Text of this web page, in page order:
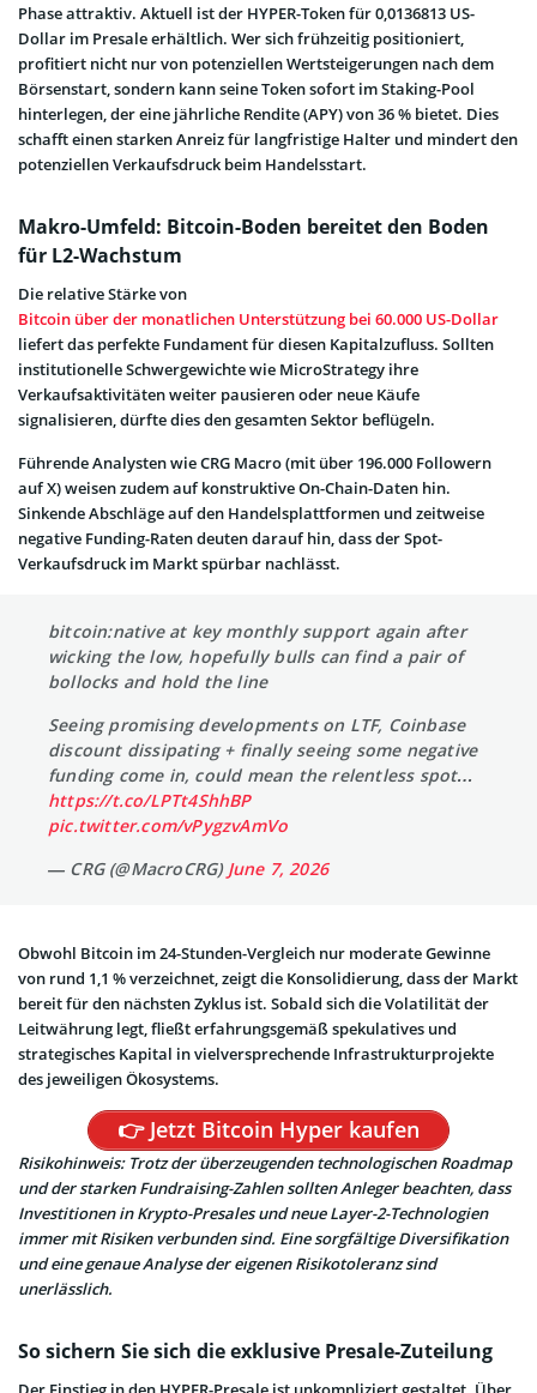
Phase attraktiv. Aktuell ist der HYPER-Token für 0,0136813 US-
Dollar im Presale erhältlich. Wer sich frühzeitig positioniert,
profitiert nicht nur von potenziellen Wertsteigerungen nach dem
Börsenstart, sondern kann seine Token sofort im Staking-Pool
hinterlegen, der eine jährliche Rendite (APY) von 36 % bietet. Dies
schafft einen starken Anreiz für langfristige Halter und mindert den
potenziellen Verkaufsdruck beim Handelsstart.
Makro-Umfeld: Bitcoin-Boden bereitet den Boden
für L2-Wachstum
Die relative Stärke von
Bitcoin über der monatlichen Unterstützung bei 60.000 US-Dollar
liefert das perfekte Fundament für diesen Kapitalzufluss. Sollten
institutionelle Schwergewichte wie MicroStrategy ihre
Verkaufsaktivitäten weiter pausieren oder neue Käufe
signalisieren, dürfte dies den gesamten Sektor beflügeln.
Führende Analysten wie CRG Macro (mit über 196.000 Followern
auf X) weisen zudem auf konstruktive On-Chain-Daten hin.
Sinkende Abschläge auf den Handelsplattformen und zeitweise
negative Funding-Raten deuten darauf hin, dass der Spot-
Verkaufsdruck im Markt spürbar nachlässt.
bitcoin:native at key monthly support again after
wicking the low, hopefully bulls can find a pair of
bollocks and hold the line
Seeing promising developments on LTF, Coinbase
discount dissipating + finally seeing some negative
funding come in, could mean the relentless spot…
https://t.co/LPTt4ShhBP
pic.twitter.com/vPygzvAmVo
— CRG (@MacroCRG) June 7, 2026
Obwohl Bitcoin im 24-Stunden-Vergleich nur moderate Gewinne
von rund 1,1 % verzeichnet, zeigt die Konsolidierung, dass der Markt
bereit für den nächsten Zyklus ist. Sobald sich die Volatilität der
Leitwährung legt, fließt erfahrungsgemäß spekulatives und
strategisches Kapital in vielversprechende Infrastrukturprojekte
des jeweiligen Ökosystems.
👉 Jetzt Bitcoin Hyper kaufen
Risikohinweis: Trotz der überzeugenden technologischen Roadmap
und der starken Fundraising-Zahlen sollten Anleger beachten, dass
Investitionen in Krypto-Presales und neue Layer-2-Technologien
immer mit Risiken verbunden sind. Eine sorgfältige Diversifikation
und eine genaue Analyse der eigenen Risikotoleranz sind
unerlässlich.
So sichern Sie sich die exklusive Presale-Zuteilung